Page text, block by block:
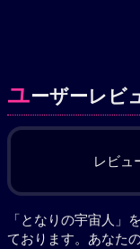
ユーザーレビ
レビュ
「となりの宇宙人」
ております。あなた